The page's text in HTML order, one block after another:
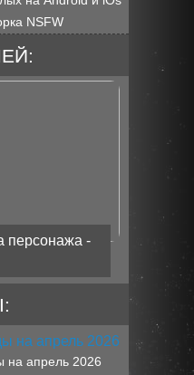
NSFW
персонажа -
на апрель 2026